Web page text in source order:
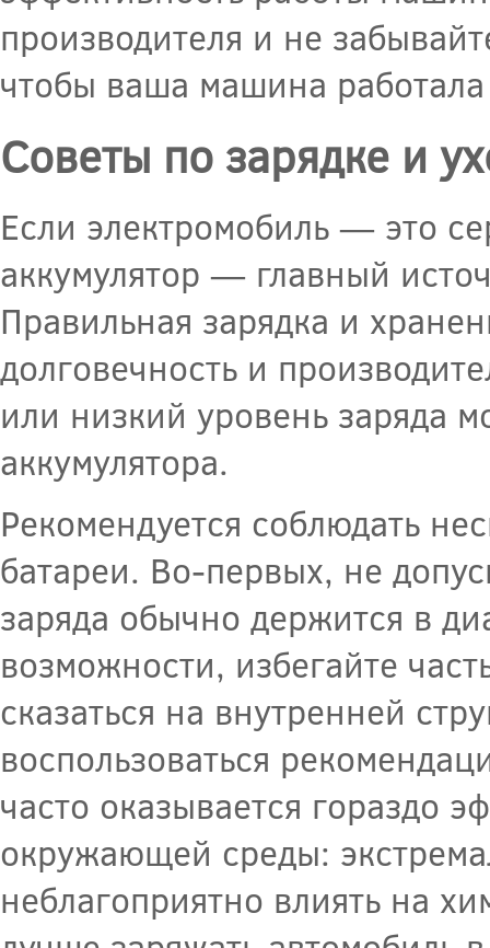
производителя и не
чтобы ваша машина
Советы по зарядке и
Если электромобиль — это
аккумулятор — главный
Правильная зарядка и
долговечность и
или низкий уровень заряда
аккумулятора.
Рекомендуется соблюдать
батареи. Во-первых, не
заряда обычно держится в
возможности, избегайте
сказаться на внутренней
воспользоваться
часто оказывается гораздо
окружающей среды:
неблагоприятно влиять на